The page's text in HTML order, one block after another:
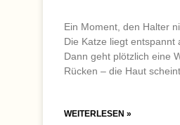
Ein Moment, den Halter
Die Katze liegt entspannt
Dann geht plötzlich eine
Rücken – die Haut scheint
WEITERLESEN »